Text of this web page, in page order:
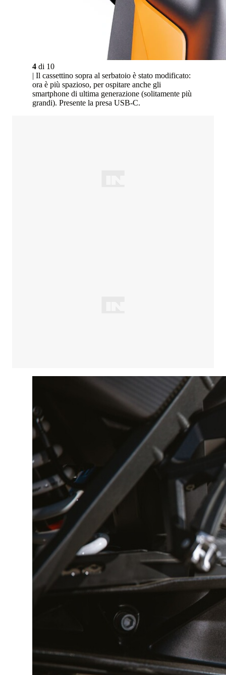
4 di 10
| Il cassettino sopra al serbatoio è stato modificato:
ora è più spazioso, per ospitare anche gli
smartphone di ultima generazione (solitamente più
grandi). Presente la presa USB-C.